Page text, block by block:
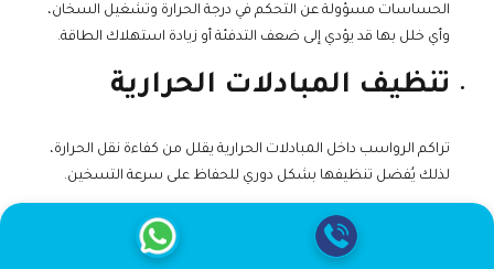
الحساسات مسؤولة عن التحكم في درجة الحرارة وتشغيل السخان،
وأي خلل بها قد يؤدي إلى ضعف التدفئة أو زيادة استهلاك الطاقة.
تنظيف المبادلات الحرارية
تراكم الرواسب داخل المبادلات الحرارية يقلل من كفاءة نقل الحرارة،
لذلك يُفضل تنظيفها بشكل دوري للحفاظ على سرعة التسخين.
متابعة استهلاك الطاقة